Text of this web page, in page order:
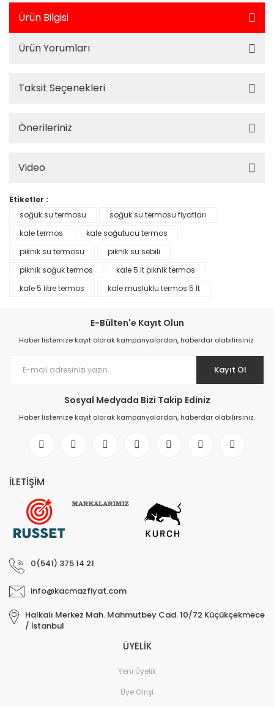
Ürün Bilgisi
Ürün Yorumları
Taksit Seçenekleri
Önerileriniz
Video
Etiketler :
soğuk su termosu
soğuk su termosu fiyatları
kale termos
kale soğutucu termos
piknik su termosu
piknik su sebili
piknik soğuk termos
kale 5 lt piknik termos
kale 5 litre termos
kale musluklu termos 5 lt
E-Bülten'e Kayıt Olun
Haber listemize kayıt olarak kampanyalardan, haberdar olabilirsiniz.
Kayıt Ol
Sosyal Medyada Bizi Takip Ediniz
Haber listemize kayıt olarak kampanyalardan, haberdar olabilirsiniz.
İLETİŞİM
0(541) 375 14 21
info@kacmazfiyat.com
Halkalı Merkez Mah. Mahmutbey Cad. 10/72 Küçükçekmece
/ İstanbul
ÜYELİK
Yeni Üyelik
Üye Girişi